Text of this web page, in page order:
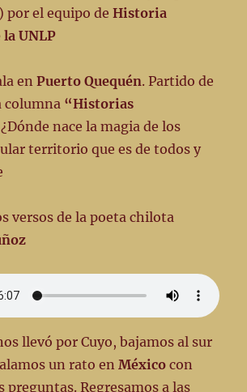
🌈
por el equipo deHistoria
UNLP
enPuerto Quequén. Partido de
columna “Historias
¿Dónde nace la magia de los
territorio que es de todos y
versos de la poeta chilota
llevó por Cuyo, bajamos al sur
un rato enMéxico con
preguntas. Regresamos a las